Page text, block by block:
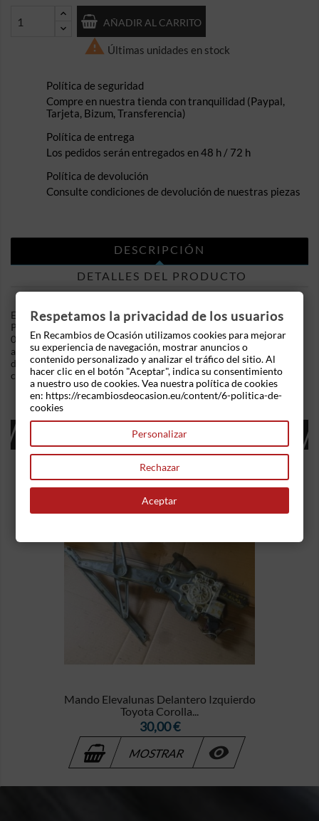
AÑADIR AL CARRITO
 Últimas unidades en stock
Política de seguridad
Compre en nuestra tienda con tranquilidad (Paypal,
Tarjeta, Bizum, Transferencia)
Política de entrega
Los pedidos serán entregados en 48 h / 72 h
Política de devolución
Consulte condiciones de devolución de nuestras piezas
DESCRIPCIÓN
DETALLES DEL PRODUCTO
En Recambios de Ocasion disponemos de Faro derecho Nissan
Primera (P11) (1995-2002) 1.6 16V (99 cv) .Referencia Interna:
03140851049999. Faro con piloto de intermitente este tiene
algún roto que no afecta a su funcionamiento. Ademas,
disponemos de mas recambios, si tiene cualquier duda
consultenos.
16 OTROS PRODUCTOS EN LA MISMA
CATEGORÍA:
Mando Elevalunas Delantero Izquierdo
Toyota Corolla...
Precio
30,00 €
MOSTRAR 
Respetamos la privacidad de los usuarios
En Recambios de Ocasión utilizamos cookies para mejorar
su experiencia de navegación, mostrar anuncios o
contenido personalizado y analizar el tráfico del sitio. Al
hacer clic en el botón "Aceptar", indica su consentimiento
a nuestro uso de cookies. Vea nuestra política de cookies
en: https://recambiosdeocasion.eu/content/6-politica-de-
cookies
Personalizar
Rechazar
Aceptar